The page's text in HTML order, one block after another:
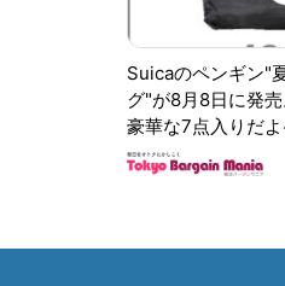
Suicaのペンギン"
グ"が8月8日に発
豪華な7点入りだよ